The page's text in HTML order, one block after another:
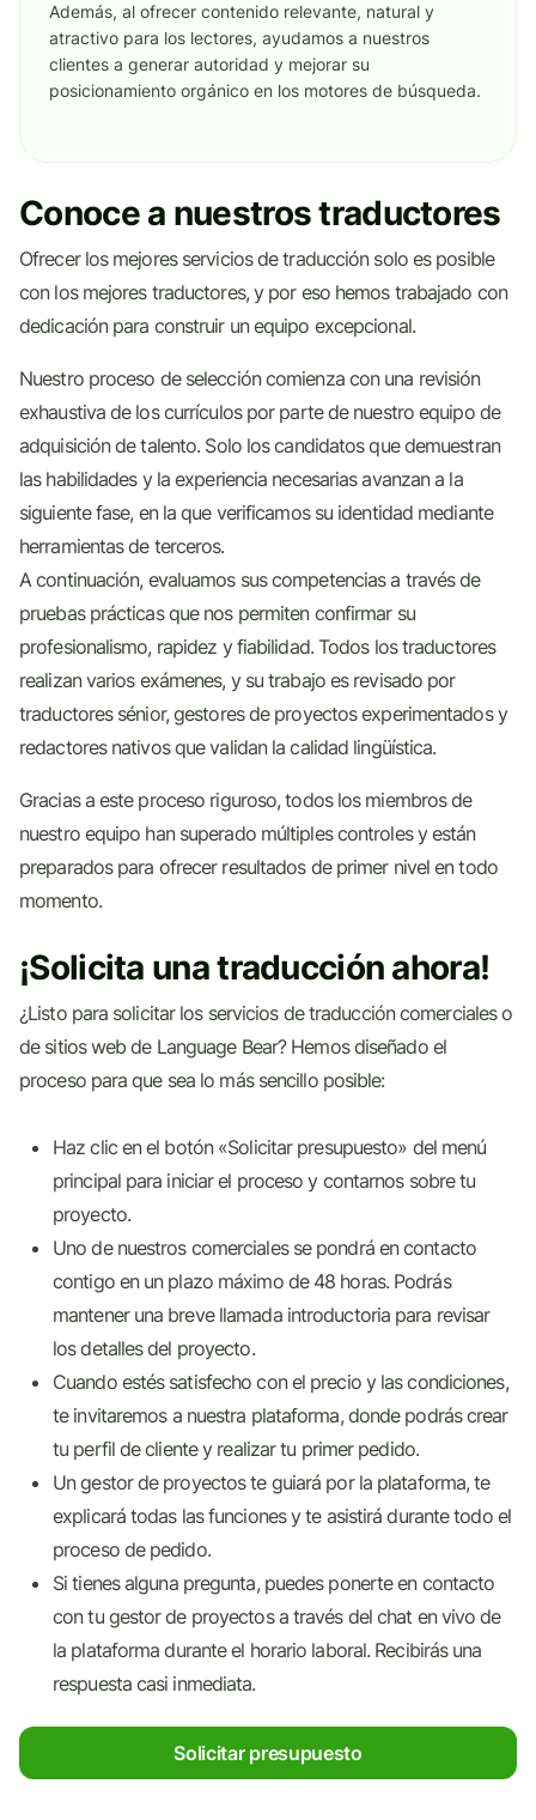
Además, al ofrecer contenido relevante, natural y
atractivo para los lectores, ayudamos a nuestros
clientes a generar autoridad y mejorar su
posicionamiento orgánico en los motores de búsqueda.
Conoce a nuestros traductores
Ofrecer los mejores servicios de traducción solo es posible
con los mejores traductores, y por eso hemos trabajado con
dedicación para construir un equipo excepcional.
Nuestro proceso de selección comienza con una revisión
exhaustiva de los currículos por parte de nuestro equipo de
adquisición de talento. Solo los candidatos que demuestran
las habilidades y la experiencia necesarias avanzan a la
siguiente fase, en la que verificamos su identidad mediante
herramientas de terceros.
A continuación, evaluamos sus competencias a través de
pruebas prácticas que nos permiten confirmar su
profesionalismo, rapidez y fiabilidad. Todos los traductores
realizan varios exámenes, y su trabajo es revisado por
traductores sénior, gestores de proyectos experimentados y
redactores nativos que validan la calidad lingüística.
Gracias a este proceso riguroso, todos los miembros de
nuestro equipo han superado múltiples controles y están
preparados para ofrecer resultados de primer nivel en todo
momento.
¡Solicita una traducción ahora!
¿Listo para solicitar los servicios de traducción comerciales o
de sitios web de Language Bear? Hemos diseñado el
proceso para que sea lo más sencillo posible:
Haz clic en el botón «Solicitar presupuesto» del menú
principal para iniciar el proceso y contarnos sobre tu
proyecto.
Uno de nuestros comerciales se pondrá en contacto
contigo en un plazo máximo de 48 horas. Podrás
mantener una breve llamada introductoria para revisar
los detalles del proyecto.
Cuando estés satisfecho con el precio y las condiciones,
te invitaremos a nuestra plataforma, donde podrás crear
tu perfil de cliente y realizar tu primer pedido.
Un gestor de proyectos te guiará por la plataforma, te
explicará todas las funciones y te asistirá durante todo el
proceso de pedido.
Si tienes alguna pregunta, puedes ponerte en contacto
con tu gestor de proyectos a través del chat en vivo de
la plataforma durante el horario laboral. Recibirás una
respuesta casi inmediata.
Solicitar presupuesto